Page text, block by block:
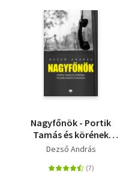
Nagyfőnök - Portik
Tamás és körének
felemelkedése és
Dezső András